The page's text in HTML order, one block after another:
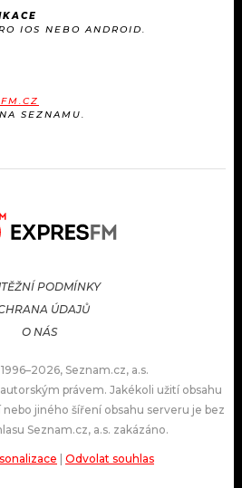
IOS NEBO ANDROID.
SEZNAMU.
PODMÍNKY
ÚDAJŮ
O NÁS
Seznam.cz, a.s.
právem. Jakékoli užití obsahu
jiného šíření obsahu serveru je bez
Seznam.cz, a.s. zakázáno.
| Odvolat souhlas